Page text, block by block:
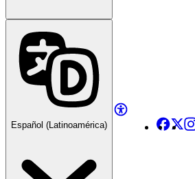
Español (Latinoamérica) X